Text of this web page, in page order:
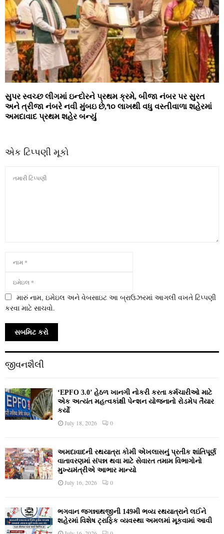
સુપર સ્‍વચ્‍છ લીગમાં ઇન્‍દોરને પ્રથમ ક્રમે, બીજા નંબર પર સુરત
અને ત્રીજા નંબરે નવી મુંબઇ છે,૧૦ લાખથી વધુ વસ્‍તીવાળા શહેરમાં
અમદાવાદ પ્રથમ શહેર બન્યું
એક ટિપ્પણી મૂકો
મારું નામ, ઇમેઇલ અને વેબસાઇટ આ બ્રાઉઝરમાં આગલી વખતે ટિપ્પણી
કરવા માટે સાચવો.
જીવનશૈલી
‘EPFO 3.0’ હેઠળ ખાનગી નોકરી કરતા કર્મચારીઓ માટે
એક અત્યંત મહત્વકાંક્ષી પેન્શન યોજનાનો રોડમેપ તૈયાર
કર્યો
July 18, 2026 0
અમદાવાદની રથયાત્રા કોમી એખલાસનું પ્રતીક શાંતિપૂર્ણ
વાતાવરણમાં સંપન્ન થવા માટે સેવારત તમામ વિભાગોનો
મુખ્યમંત્રીએ આભાર માન્યો
July 16, 2026 0
ભગવાન જગન્નાથજીની 149મી ભવ્ય રથયાત્રાને લઈને
શહેરમાં વિશેષ ટ્રાફિક વ્યવસ્થા અમલમાં મૂકવામાં આવી